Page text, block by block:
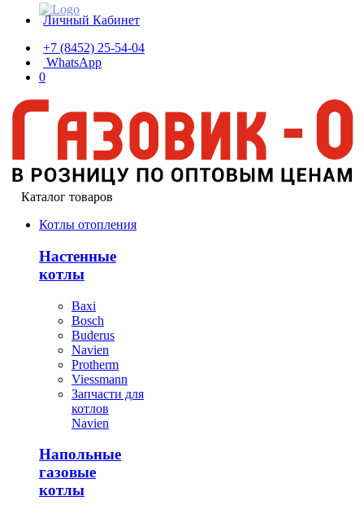
Личный Кабинет
+7 (8452) 25-54-04
WhatsApp
0
Каталог товаров
Котлы отопления
Настенные
котлы
Baxi
Bosch
Buderus
Navien
Protherm
Viessmann
Запчасти для
котлов
Navien
Напольные
газовые
котлы